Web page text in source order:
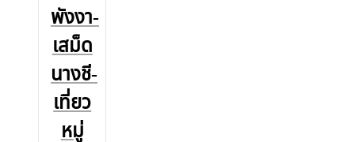
พังงา-
เสม็ด
นางชี-
เที่ยว
หมู่